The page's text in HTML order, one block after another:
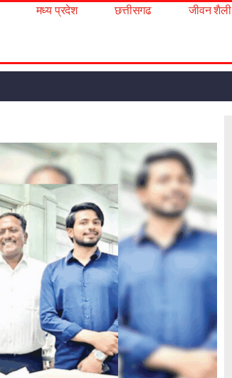
मध्य प्रदेश छत्तीसगढ जीवन शैली